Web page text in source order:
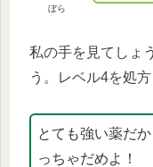
ぼら
私の手を見てしょ
う。レベル4を処
とても強い薬だ
っちゃだめよ！